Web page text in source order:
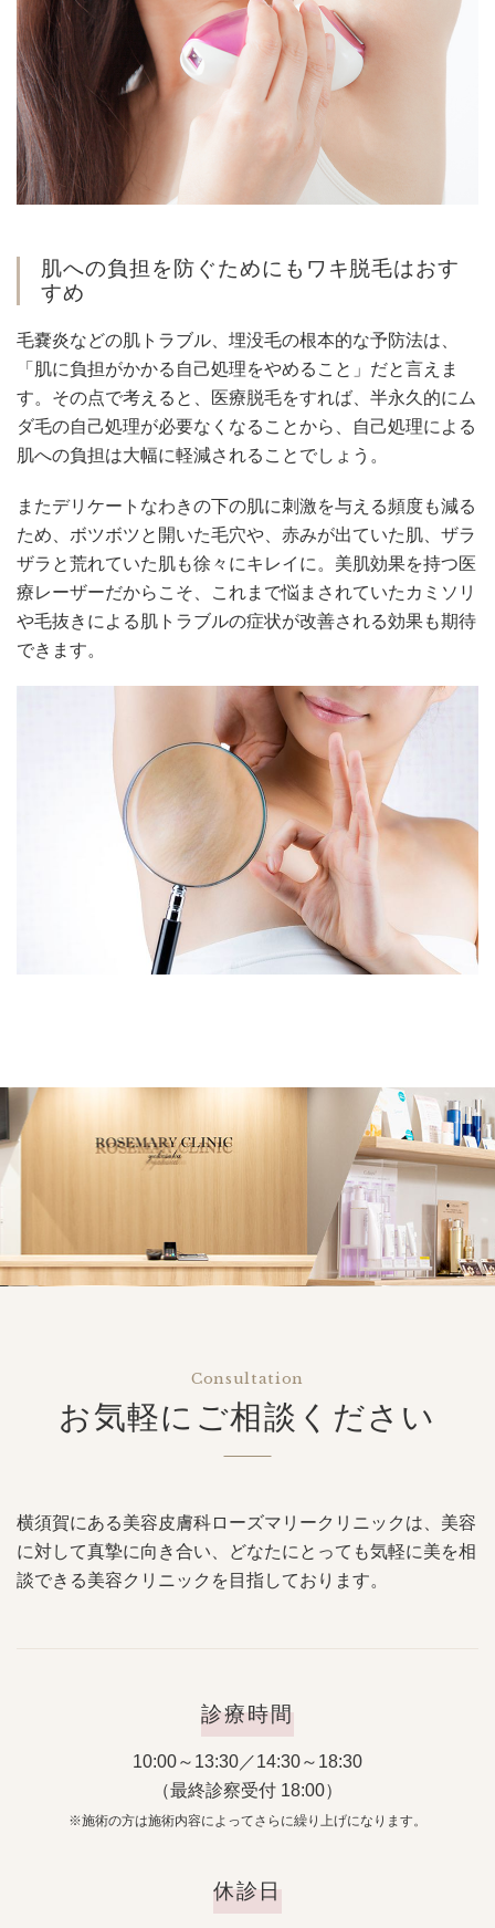
肌への負担を防ぐためにもワキ脱毛はおす
すめ
毛嚢炎などの肌トラブル、埋没毛の根本的な予防法は、
「肌に負担がかかる自己処理をやめること」だと言えま
す。その点で考えると、医療脱毛をすれば、半永久的にム
ダ毛の自己処理が必要なくなることから、自己処理による
肌への負担は大幅に軽減されることでしょう。
またデリケートなわきの下の肌に刺激を与える頻度も減る
ため、ボツボツと開いた毛穴や、赤みが出ていた肌、ザラ
ザラと荒れていた肌も徐々にキレイに。美肌効果を持つ医
療レーザーだからこそ、これまで悩まされていたカミソリ
や毛抜きによる肌トラブルの症状が改善される効果も期待
できます。
Consultation
お気軽にご相談ください
横須賀にある美容皮膚科ローズマリークリニックは、美容
に対して真摯に向き合い、どなたにとっても気軽に美を相
談できる美容クリニックを目指しております。
診療時間
10:00～13:30／14:30～18:30
（最終診察受付 18:00）
※施術の方は施術内容によってさらに繰り上げになります。
休診日